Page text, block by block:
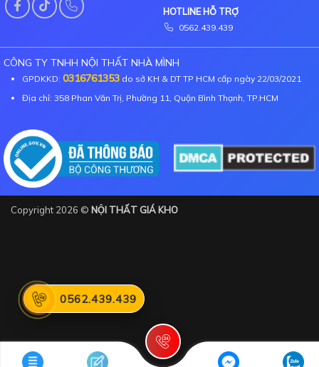
HOTLINE HỖ TRỢ
0562.439.439
CÔNG TY TNHH NỘI THẤT NHÀ MÌNH
GPDKKD: 0316761353 do sở KH & DT TP HCM cấp ngày 22/03/2021
Địa chỉ: 358 Phan Văn Trị, Phường 11, Quận Bình Thạnh, TP.HCM
Copyright 2026 © NỘI THẤT GIÁ KHO
0562.439.439